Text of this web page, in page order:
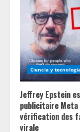
i
n
g
Ciencia y
Jeffrey Epstein
publicitaire Meta
vérification des
virale